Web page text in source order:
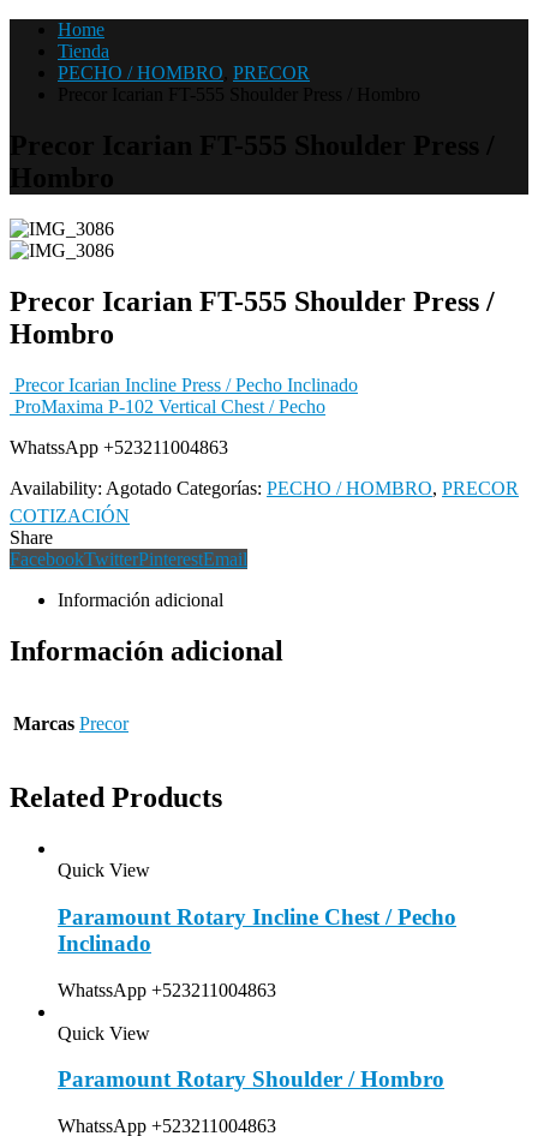
Home
Tienda
PECHO / HOMBRO PRECOR
Precor Icarian FT-555 Shoulder Press /
Hombro
Precor Icarian Incline Press / Pecho Inclinado
ProMaxima P-102 Vertical Chest / Pecho
WhatssApp +523211004863
Availability: Agotado Categorías: PECHO / HOMBRO, PRECOR
COTIZACIÓN
Share
FacebookTwitterPinterestEmail
Información adicional
Información adicional
Marcas Precor
Related Products
Quick View
Paramount Rotary Incline Chest / Pecho
Inclinado
WhatssApp +523211004863
Quick View
Paramount Rotary Shoulder / Hombro
WhatssApp +523211004863